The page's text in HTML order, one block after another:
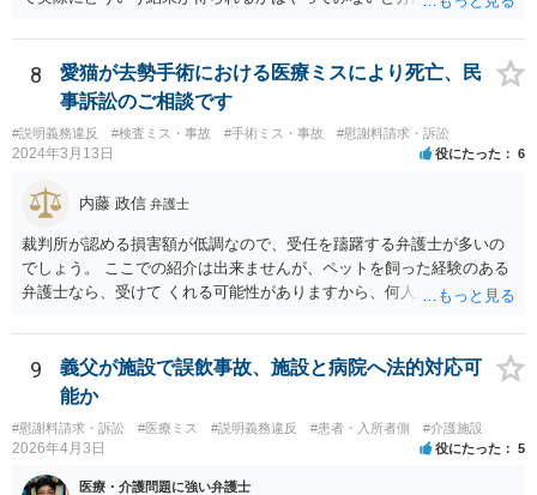
療費や精神的苦痛を受けた分の慰謝料や仕事に影響があれば休業損害
などが考えられます。 頑張ってください。
8
愛猫が去勢手術における医療ミスにより死亡、民
事訴訟のご相談です
#説明義務違反 #検査ミス・事故 #手術ミス・事故 #慰謝料請求・訴訟
2024年3月13日 役にたった 6
内藤 政信 弁護士
裁判所が認める損害額が低調なので、受任を躊躇する弁護士が多いの
でしょう。 ここでの紹介は出来ませんが、ペットを飼った経験のある
弁護士なら、受けて くれる可能性がありますから、何人か問い合わせ
9
義父が施設で誤飲事故、施設と病院へ法的対応可
能か
#慰謝料請求・訴訟 #医療ミス #説明義務違反 #患者・入所者側 #介護施設
2026年4月3日 役にたった 5
医療・介護問題に強い弁護士